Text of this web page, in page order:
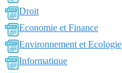
Droit
Economie et Finance
Environnement et Ecologie
Informatique